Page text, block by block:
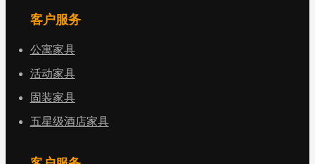
客户服务
公寓家具
活动家具
固装家具
五星级酒店家具